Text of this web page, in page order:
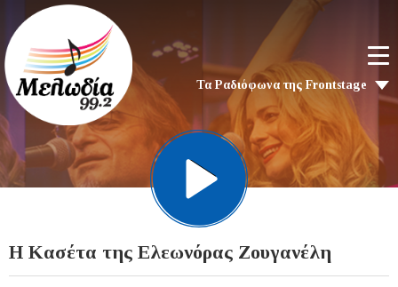
Τα Ραδιόφωνα της Frontstage
Η Κασέτα της Ελεωνόρας Ζουγανέλη